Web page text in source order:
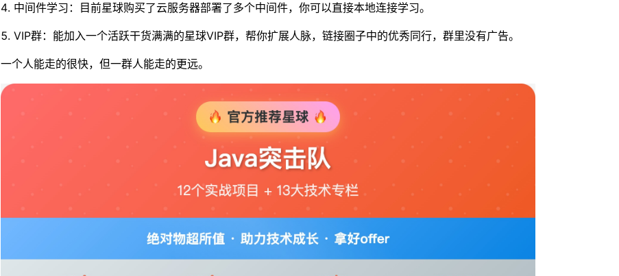
中间件学习：目前星球购买了云服务器部署了多个中间件，你可以直接本地连接学习。
VIP群：能加入一个活跃干货满满的星球VIP群，帮你扩展人脉，链接圈子中的优秀同行，群里没有广告。
一个人能走的很快，但一群人能走的更远。